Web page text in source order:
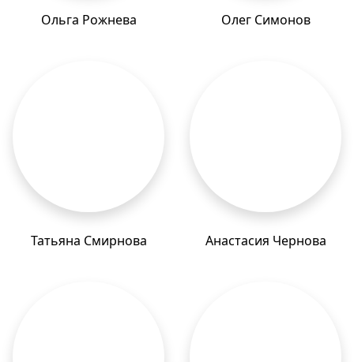
Ольга Рожнева Олег Симонов
Татьяна Смирнова Анастасия Чернова